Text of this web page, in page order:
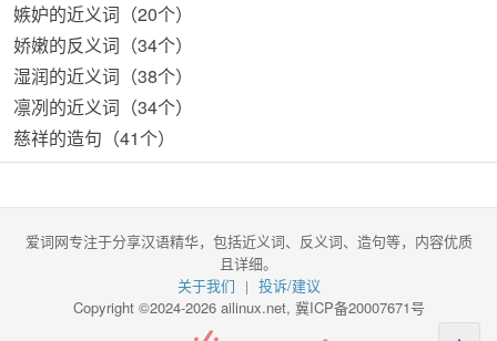
嫉妒的近义词（20个）
娇嫩的反义词（34个）
湿润的近义词（38个）
凛冽的近义词（34个）
慈祥的造句（41个）
爱词网专注于分享汉语精华，包括近义词、反义词、造句等，内容优质
且详细。
关于我们
| 投诉/建议
Copyright ©2024-2026 ailinux.net, 冀ICP备20007671号